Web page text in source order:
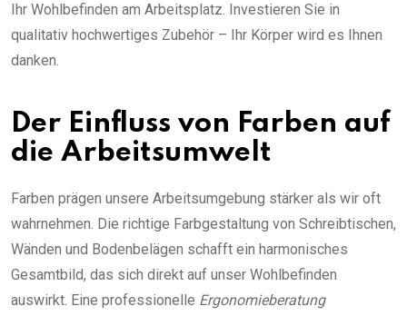
Ihr Wohlbefinden am Arbeitsplatz. Investieren Sie in
qualitativ hochwertiges Zubehör – Ihr Körper wird es Ihnen
danken.
Der Einfluss von Farben auf
die Arbeitsumwelt
Farben prägen unsere Arbeitsumgebung stärker als wir oft
wahrnehmen. Die richtige Farbgestaltung von Schreibtischen,
Wänden und Bodenbelägen schafft ein harmonisches
Gesamtbild, das sich direkt auf unser Wohlbefinden
auswirkt. Eine professionelle Ergonomieberatung